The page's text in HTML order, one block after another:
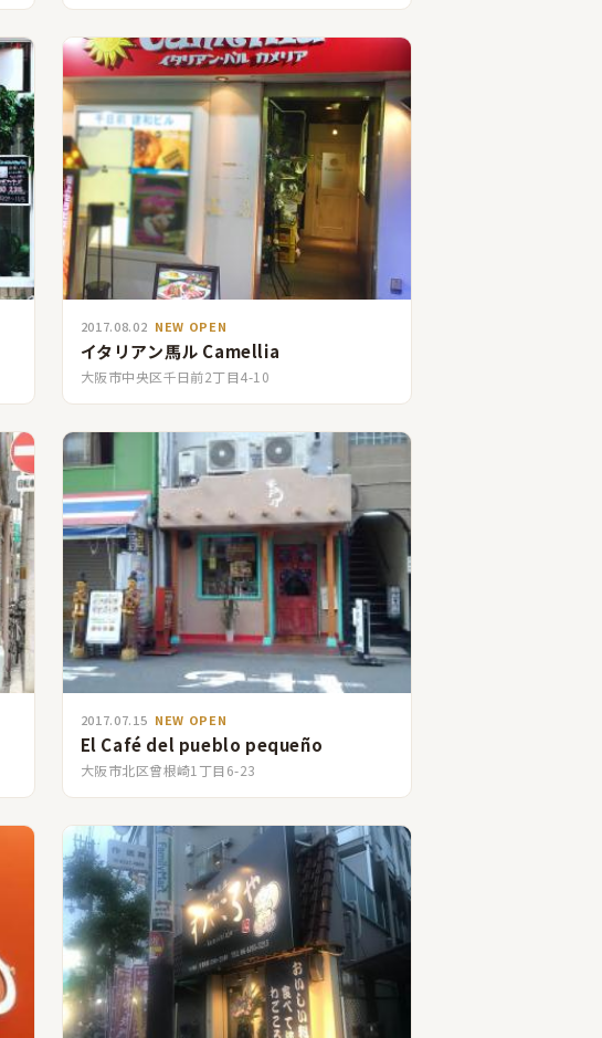
2017.08.02 NEW OPEN
イタリアン馬ル Camellia
大阪市中央区千日前2丁目4-10
2017.07.15 NEW OPEN
El Café del pueblo pequeño
大阪市北区曾根崎1丁目6-23